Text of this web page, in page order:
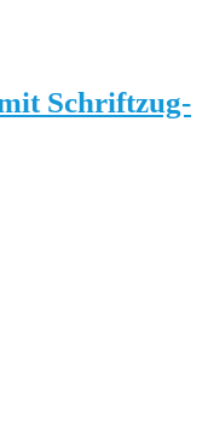
Schriftzug-